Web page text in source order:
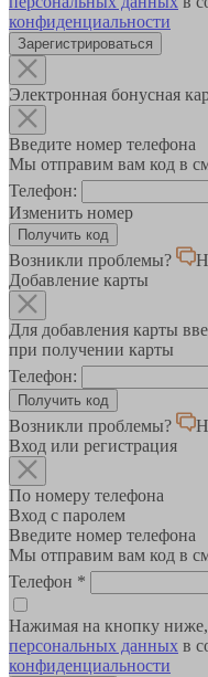
конфиденциальности
Зарегистрироваться
Электронная бонусная
Введите номер телефона
Мы отправим вам код в
Телефон:
Изменить номер
Возникли проблемы?
Добавление карты
Для добавления карты
при получении карты
Телефон:
Возникли проблемы?
Вход или регистрация
По номеру телефона
Вход с паролем
Введите номер телефона
Мы отправим вам код в
Телефон *
Нажимая на кнопку
персональных данных в
конфиденциальности